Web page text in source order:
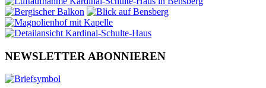
NEWSLETTER ABONNIEREN